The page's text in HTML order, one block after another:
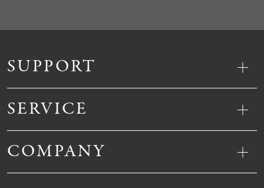
SUPPORT
SERVICE
COMPANY